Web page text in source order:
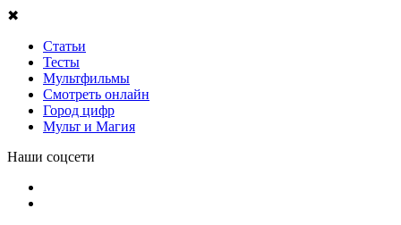
✖
Статьи
Тесты
Мультфильмы
Смотреть онлайн
Город цифр
Мульт и Магия
Наши соцсети